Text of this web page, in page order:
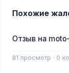
Похожие
Отзыв на
81 просмотр · 0